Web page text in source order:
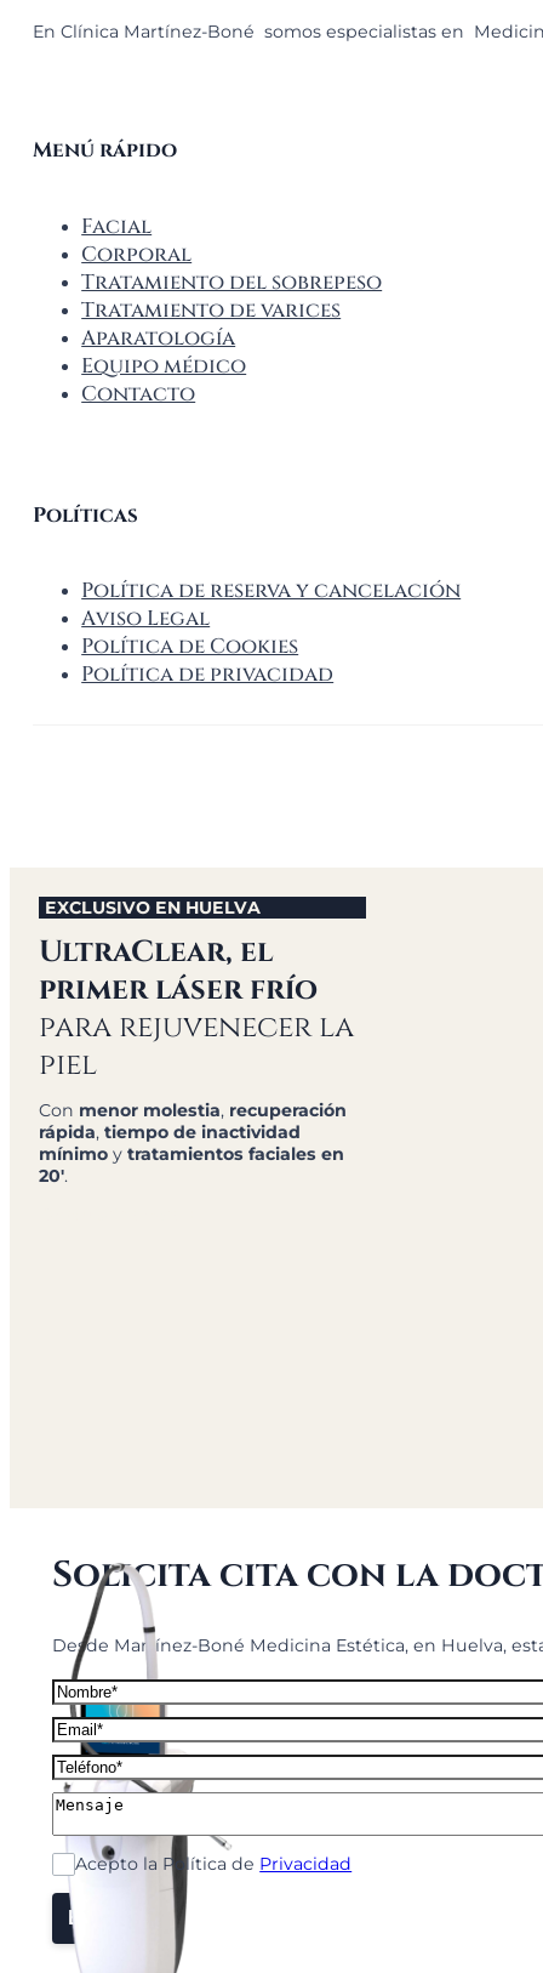
En Clínica Martínez-Boné somos especialistas en
Menú rápido
Facial
Corporal
Tratamiento del sobrepeso
Tratamiento de varices
Aparatología
Equipo médico
Contacto
Políticas
Política de reserva y cancelación
Aviso Legal
Política de Cookies
Política de privacidad
EXCLUSIVO EN HUELVA
UltraClear, el
primer láser frío
para rejuvenecer la
piel
Con menor molestia, recuperación
rápida, tiempo de inactividad
mínimo y tratamientos faciales en
20′.
Solicita cita con la
Desde Martínez-Boné Medicina Estética, en Huelva,
Acepto la Política de Privacidad
Enviar